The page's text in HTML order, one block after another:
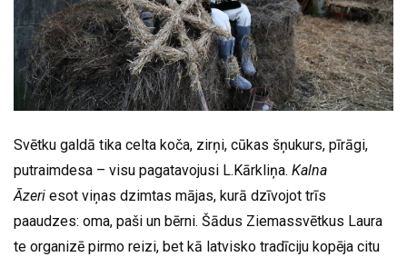
Svētku galdā tika celta koča, zirņi, cūkas šņukurs, pīrāgi,
putraimdesa – visu pagatavojusi L.Kārkliņa. Kalna
Āzeri esot viņas dzimtas mājas, kurā dzīvojot trīs
paaudzes: oma, paši un bērni. Šādus Ziemassvētkus Laura
te organizē pirmo reizi, bet kā latvisko tradīciju kopēja citu